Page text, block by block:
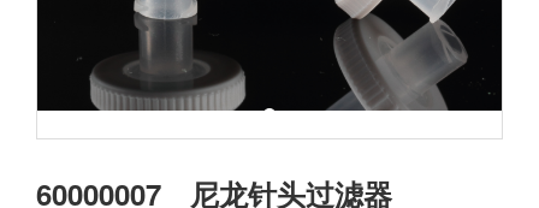
60000007 尼龙针头过滤器